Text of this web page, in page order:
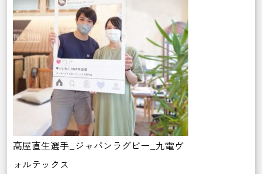
髙屋直生選手_ジャパンラグビー_九電ヴ
ォルテックス